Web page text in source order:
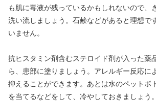
も肌に毒液が残っているかもしれないので、
洗い流しましょう。石鹸などがあると理想で
いません。
抗ヒスタミン剤含むステロイド剤が入った薬
ら、患部に塗りましょう。アレルギー反応に
抑えることができます。あとは水のペットボ
を当てるなどをして、冷やしておきましょう